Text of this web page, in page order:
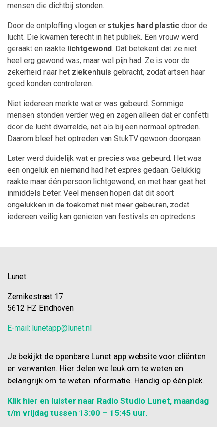
mensen die dichtbij stonden.
Door de ontploffing vlogen er stukjes hard plastic door de
lucht. Die kwamen terecht in het publiek. Een vrouw werd
geraakt en raakte lichtgewond. Dat betekent dat ze niet
heel erg gewond was, maar wel pijn had. Ze is voor de
zekerheid naar het ziekenhuis gebracht, zodat artsen haar
goed konden controleren.
Niet iedereen merkte wat er was gebeurd. Sommige
mensen stonden verder weg en zagen alleen dat er confetti
door de lucht dwarrelde, net als bij een normaal optreden.
Daarom bleef het optreden van StukTV gewoon doorgaan.
Later werd duidelijk wat er precies was gebeurd. Het was
een ongeluk en niemand had het expres gedaan. Gelukkig
raakte maar één persoon lichtgewond, en met haar gaat het
inmiddels beter. Veel mensen hopen dat dit soort
ongelukken in de toekomst niet meer gebeuren, zodat
iedereen veilig kan genieten van festivals en optredens
Lunet
Zernikestraat 17
5612 HZ Eindhoven
E-mail: lunetapp@lunet.nl
Je bekijkt de openbare Lunet app website voor cliënten
en verwanten. Hier delen we leuk om te weten en
belangrijk om te weten informatie. Handig op één plek.
Klik hier en luister naar Radio Studio Lunet, maandag
t/m vrijdag tussen 13:00 – 15:45 uur.